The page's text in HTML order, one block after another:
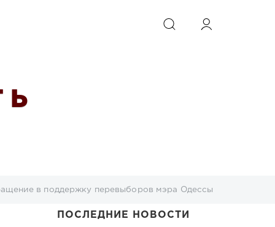
ИСКАТЬ
Ь
в поддержку перевыборов мэра Одессы
ПОСЛЕДНИЕ НОВОСТИ